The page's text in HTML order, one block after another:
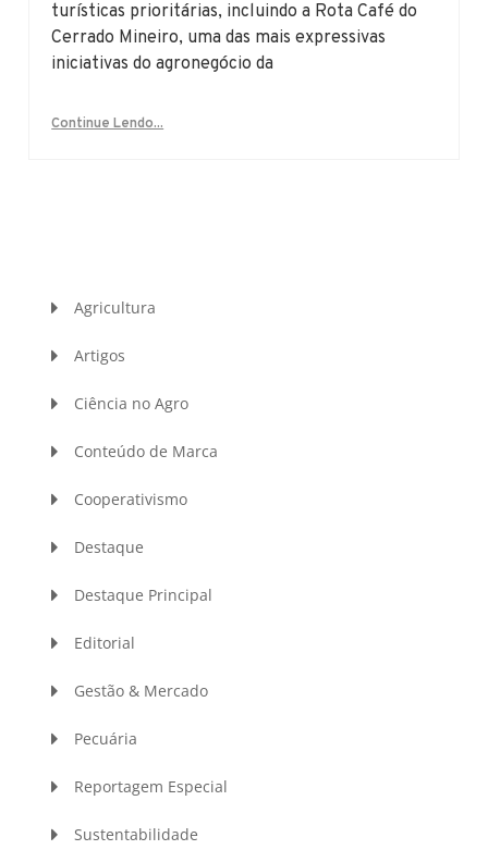
turísticas prioritárias, incluindo a Rota Café do
Cerrado Mineiro, uma das mais expressivas
iniciativas do agronegócio da
Continue Lendo...
Agricultura
Artigos
Ciência no Agro
Conteúdo de Marca
Cooperativismo
Destaque
Destaque Principal
Editorial
Gestão & Mercado
Pecuária
Reportagem Especial
Sustentabilidade